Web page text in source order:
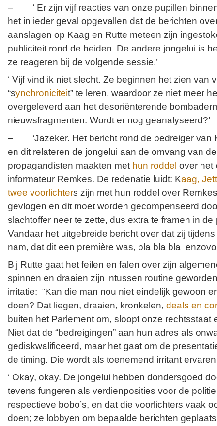
– ‘ Er zijn vijf reacties van onze pupillen
het in ieder geval opgevallen dat de berichten
aanslagen op Kaag en Rutte meteen zijn
publiciteit rond de beiden. De andere jongelui is
ze reageren bij de volgende sessie.’
‘ Vijf vind ik niet slecht. Ze beginnen het zien van
“synchroniciteit” te leren, waardoor ze niet meer
overgeleverd aan het desoriënterende
nieuwsfragmenten. Wordt er nog geanalyseerd?’
– ‘Jazeker. Het bericht rond de bedreiger van
en dit relateren de jongelui aan de omvang van
propagandisten maakten met hun roddel over het
informateur Remkes. De redenatie luidt: Kaag,
twee voorlichters zijn met hun roddel over
gevlogen en dit moet worden gecompenseerd
slachtoffer neer te zette, dus extra te framen in
Vandaar het uitgebreide bericht over dat zij
nam, dat dit een première was, bla bla bla
Bij Rutte gaat het feilen en falen over zijn
spinnen en draaien zijn intussen routine
irritatie: “Kan die man nou niet eindelijk gewoon
doen? Dat liegen, draaien, kronkelen, deals en
buiten het Parlement om, sloopt onze rechtsstaat
Niet dat de “bedreigingen” aan hun adres als
gediskwalificeerd, maar het gaat om de
de timing. Die wordt als toenemend irritant
‘ Okay, okay. De jongelui hebben dondersgoed
tevens fungeren als verdienposities voor de
respectieve bobo’s, en dat die voorlichters vaak
doen; ze lobbyen om bepaalde berichten